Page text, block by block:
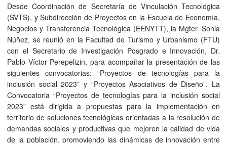
Desde Coordinación de Secretaría de Vinculación Tecnológica
(SVTS), y Subdirección de Proyectos en la Escuela de Economía,
Negocios y Transferencia Tecnológica (EENYTT), la Mgter. Sonia
Núñez, se reunió en la Facultad de Turismo y Urbanismo (FTU)
con el Secretario de Investigación Posgrado e Innovación, Dr.
Pablo Víctor Perepelizin, para acompañar la presentación de las
siguientes convocatorias: “Proyectos de tecnologías para la
inclusión social 2023” y “ProyectosAsociativos de Diseño”. La
Convocatoria “Proyectos de tecnologías para la inclusión social
2023” está dirigida a propuestas para la implementación en
territorio de soluciones tecnológicas orientadas a la resolución de
demandas sociales y productivas que mejoren la calidad de vida
de la población, promoviendo las dinámicas de innovación entre